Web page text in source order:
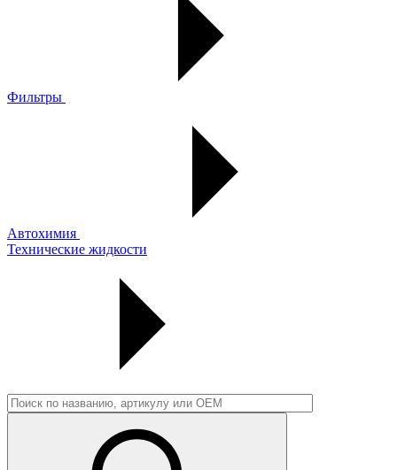
Фильтры
Автохимия
Технические жидкости